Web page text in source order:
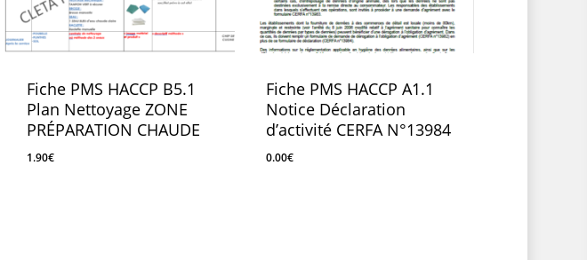
Fiche PMS HACCP B5.1
Plan Nettoyage ZONE
PRÉPARATION CHAUDE
1.90€
Fiche PMS HACCP A1.1
Notice Déclaration
d’activité CERFA N°13984
0.00€